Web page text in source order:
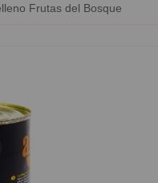
Frutas del Bosque